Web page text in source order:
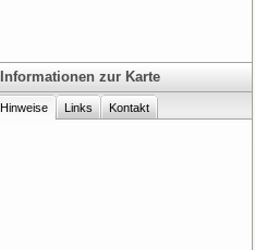
Hinweise Links Kontakt
Informationen zur Karte